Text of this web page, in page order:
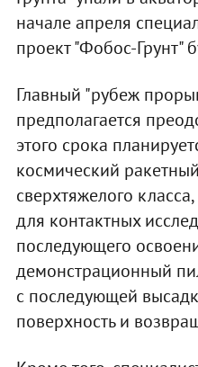
начале апреля
проект "Фобос-Грунт"
Главный "рубеж
предполагается
этого срока
космический
сверхтяжелого
для контактных
последующего
демонстрационный
с последующей
поверхность и